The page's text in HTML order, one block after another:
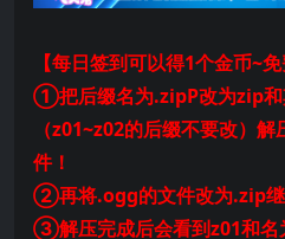
【每日签到可以得1个金币~
①把后缀名为.zipP改为zip和
（z01~z02的后缀不要改）
件！
②再将.ogg的文件改为.zip
③解压完成后会看到z01和名